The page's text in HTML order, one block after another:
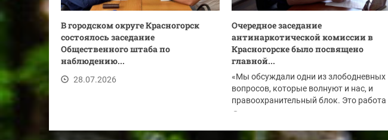
В городском округе Красногорск
состоялось заседание
Общественного штаба по
наблюдению...
28.07.2026
Очередное заседание
антинаркотической комиссии в
Красногорске было посвящено
главной...
«Мы обсуждали одни из злободневных
вопросов, которые волнуют и нас, и
правоохранительный блок. Это работа
по...